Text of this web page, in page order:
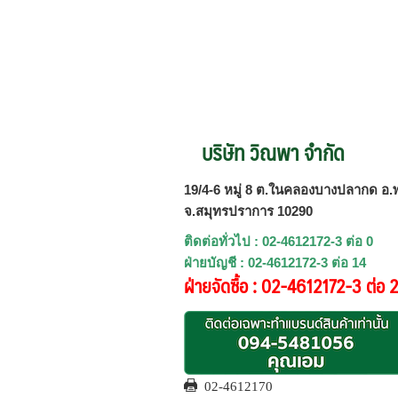
บริษัท วิณพา จำกัด
19/4-6 หมู่ 8 ต.ในคลองบางปลากด อ.
จ.สมุทรปราการ 10290
ติดต่อทั่วไป : 02-4612172-3 ต่อ 0
ฝ่ายบัญชี : 02-4612172-3 ต่อ 14
ฝ่ายจัดซื้อ : 02-4612172-3 ต่อ
02-4612170